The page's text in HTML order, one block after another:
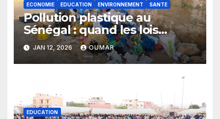
ECONOMIE EDUCATION ENVIRONNEMENT SANTE
Pollution plastique au
Sénégal : quand les lois
restent sans effet
JAN 12, 2026 OUMAR
EDUCATION